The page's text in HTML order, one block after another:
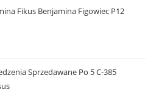
Fikus Benjamina Figowiec P12
Sprzedawane Po 5 C-385